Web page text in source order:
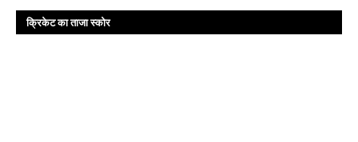
क्रिकेट का ताजा स्कोर